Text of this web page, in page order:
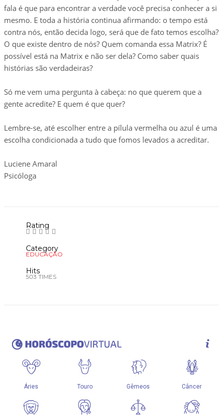
fala é que para encontrar a verdade você precisa conhecer a si
mesmo. E toda a história continua afirmando: o tempo está
contra nós, então decida logo, será que de fato temos escolha?
O que existe dentro de nós? Quem comanda essa Matrix? É
possível está na Matrix e não ser dela? Como saber quais
histórias são verdadeiras?
Só me vem uma pergunta à cabeça: no que querem que a
gente acredite? E quem é que quer?
Lembre-se, até escolher entre a pílula vermelha ou azul é uma
escolha condicionada a tudo que fomos levados a acreditar.
Luciene Amaral
Psicóloga
Rating
Category
EDUCAÇÃO
Hits
503 TIMES